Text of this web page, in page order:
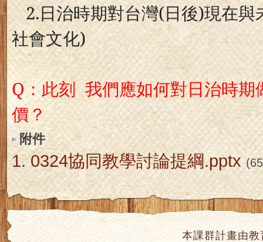
2.日治時期對台灣(日後)現在與
社會文化)
Q：此刻 我們應如何對日治時期
價？
附件
1. 0324協同教學討論提綱.pptx
本課群計畫由